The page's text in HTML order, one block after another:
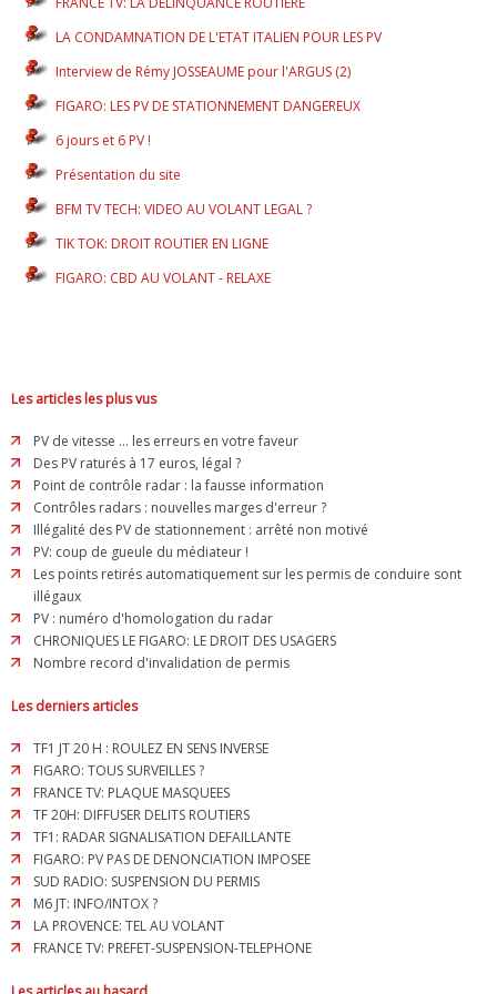
LA CONDAMNATION DE L'ETAT ITALIEN POUR LES PV
Interview de Rémy JOSSEAUME pour l'ARGUS (2)
FIGARO: LES PV DE STATIONNEMENT DANGEREUX
6 jours et 6 PV !
Présentation du site
BFM TV TECH: VIDEO AU VOLANT LEGAL ?
TIK TOK: DROIT ROUTIER EN LIGNE
FIGARO: CBD AU VOLANT - RELAXE
Les articles les plus vus
PV de vitesse ... les erreurs en votre faveur
Des PV raturés à 17 euros, légal ?
Point de contrôle radar : la fausse information
Contrôles radars : nouvelles marges d'erreur ?
Illégalité des PV de stationnement : arrêté non motivé
PV: coup de gueule du médiateur !
Les points retirés automatiquement sur les permis de conduire sont
illégaux
PV : numéro d'homologation du radar
CHRONIQUES LE FIGARO: LE DROIT DES USAGERS
Nombre record d'invalidation de permis
Les derniers articles
TF1 JT 20 H : ROULEZ EN SENS INVERSE
FIGARO: TOUS SURVEILLES ?
FRANCE TV: PLAQUE MASQUEES
TF 20H: DIFFUSER DELITS ROUTIERS
TF1: RADAR SIGNALISATION DEFAILLANTE
FIGARO: PV PAS DE DENONCIATION IMPOSEE
SUD RADIO: SUSPENSION DU PERMIS
M6 JT: INFO/INTOX ?
LA PROVENCE: TEL AU VOLANT
FRANCE TV: PREFET-SUSPENSION-TELEPHONE